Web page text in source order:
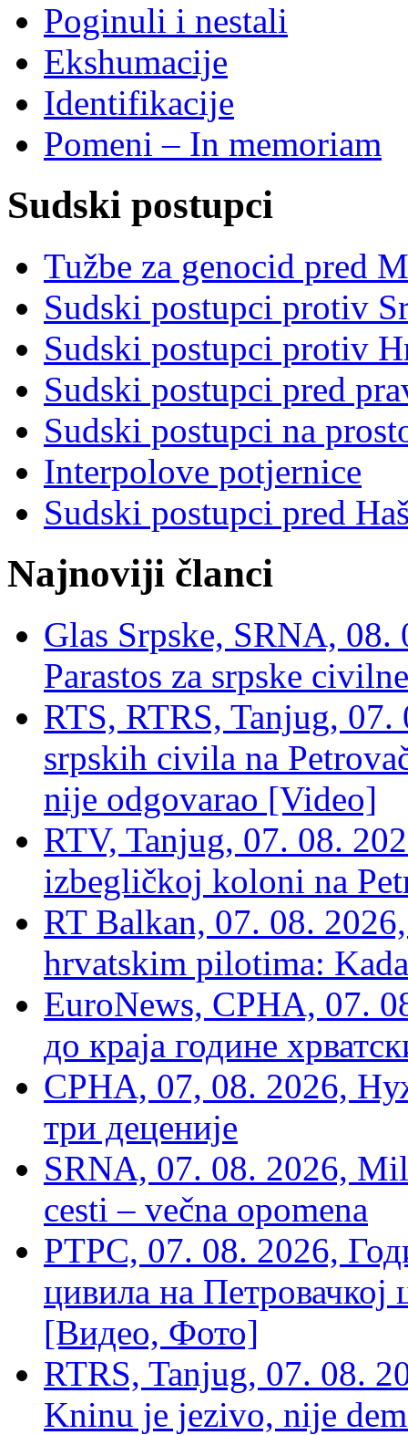
Poginuli i nestali
Ekshumacije
Identifikacije
Pomeni – In memoriam
Sudski postupci
Tužbe za genocid pred
Sudski postupci protiv
Sudski postupci protiv
Sudski postupci pred
Sudski postupci na
Interpolove potjernice
Sudski postupci pred
Najnoviji članci
Glas Srpske, SRNA,
Parastos za srpske
RTS, RTRS, Tanjug,
srpskih civila na
nije odgovarao [Video]
RTV, Tanjug, 07. 08.
izbegličkoj koloni na
RT Balkan, 07. 08.
hrvatskim pilotima:
EuroNews, СРНА, 07.
до краја године
СРНА, 07, 08. 2026,
три деценије
SRNA, 07. 08. 2026,
cesti – večna opomena
РТРС, 07. 08. 2026,
цивила на Петровачкој
[Видео, Фото]
RTRS, Tanjug, 07. 08.
Kninu je jezivo, nije